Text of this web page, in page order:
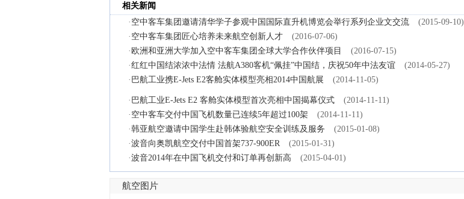
相关新闻
· 空中客车集团邀请清华学子参观中国国际直升机博览会举行系列企业文交流
(2015-09-10)
· 空中客车集团匠心培养未来航空创新人才
(2016-07-06)
· 欧洲和亚洲大学加入空中客车集团全球大学合作伙伴项目
(2016-07-15)
·红红中国结浓浓中法情 法航A380客机“佩挂”中国结，庆祝50年中法友谊
(2014-05-27)
· 巴航工业携E-Jets E2客舱实体模型亮相2014中国航展 (2014-11-05)
· 巴航工业E-Jets E2 客舱实体模型首次亮相中国揭幕仪式
(2014-11-11)
· 空中客车交付中国飞机数量已连续5年超过100架
(2014-11-11)
·韩亚航空邀请中国学生赴韩体验航空安全训练及服务
(2015-01-08)
·波音向奥凯航空交付中国首架737-900ER
(2015-01-31)
·波音2014年在中国飞机交付和订单再创新高 (2015-04-01)
航空图片